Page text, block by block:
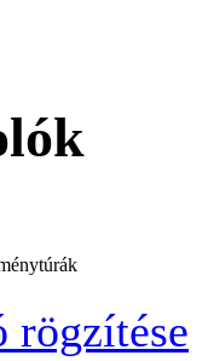
rögzítése